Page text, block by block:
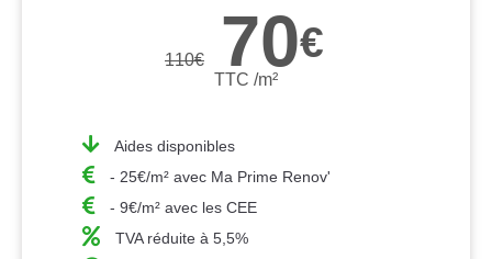
110€ 70€
TTC /m²
Aides disponibles
- 25€/m² avec Ma Prime Renov'
- 9€/m² avec les CEE
TVA réduite à 5,5%